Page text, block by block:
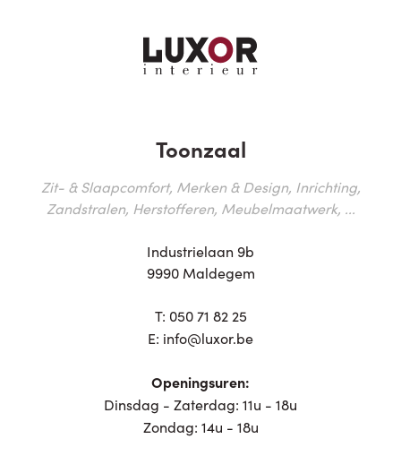
Toonzaal
Zit- & Slaapcomfort, Merken & Design, Inrichting,
Zandstralen, Herstofferen, Meubelmaatwerk, ...
Industrielaan 9b
9990 Maldegem
T: 050 71 82 25
E: info@luxor.be
Openingsuren:
Dinsdag - Zaterdag: 11u - 18u
Zondag: 14u - 18u